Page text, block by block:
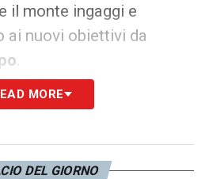
il monte ingaggi e
ai nuovi obiettivi da
.
MORE
DEL GIORNO